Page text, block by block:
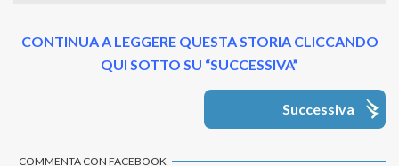
CONTINUA A LEGGERE QUESTA STORIA CLICCANDO
QUI SOTTO SU “SUCCESSIVA”
Successiva
COMMENTA CON FACEBOOK